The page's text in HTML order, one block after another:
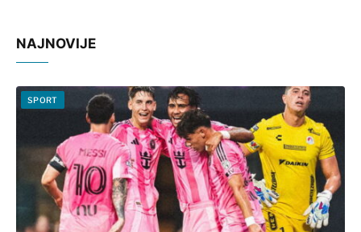
NAJNOVIJE
SPORT